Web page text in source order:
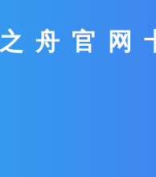
舟官网